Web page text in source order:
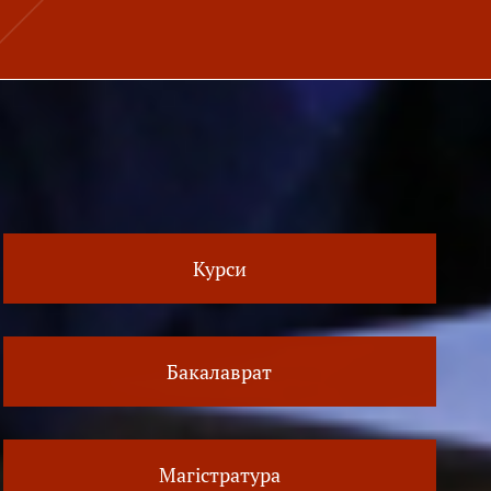
Курси
Бакалаврат
Магістратура